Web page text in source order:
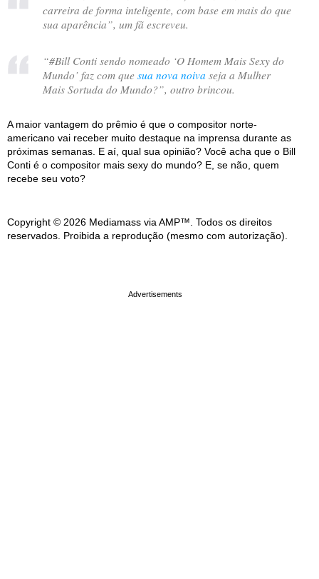
carreira de forma inteligente, com base em mais do que
sua aparência”, um fã escreveu.
“#Bill Conti sendo nomeado ‘O Homem Mais Sexy do
Mundo’ faz com que sua nova noiva seja a Mulher
Mais Sortuda do Mundo?”, outro brincou.
A maior vantagem do prêmio é que o compositor norte-
americano vai receber muito destaque na imprensa durante as
próximas semanas. E aí, qual sua opinião? Você acha que o Bill
Conti é o compositor mais sexy do mundo? E, se não, quem
recebe seu voto?
Copyright © 2026 Mediamass via AMP™. Todos os direitos
reservados. Proibida a reprodução (mesmo com autorização).